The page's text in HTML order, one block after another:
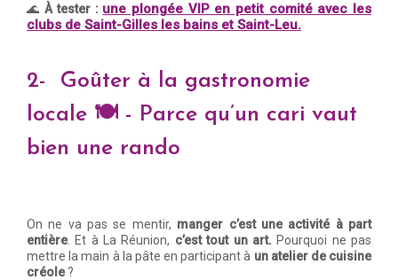
🌊À tester : une plongée VIP en petit comité avec les
clubs de Saint-Gilles les bains et Saint-Leu.
2- Goûter à la gastronomie
locale 🍽️ - Parce qu’un cari vaut
bien une rando
On ne va pas se mentir, manger c’est une activité à part
entière. Et à La Réunion, c’est tout un art. Pourquoi ne pas
mettre la main à la pâte en participant à un atelier de cuisine
créole?